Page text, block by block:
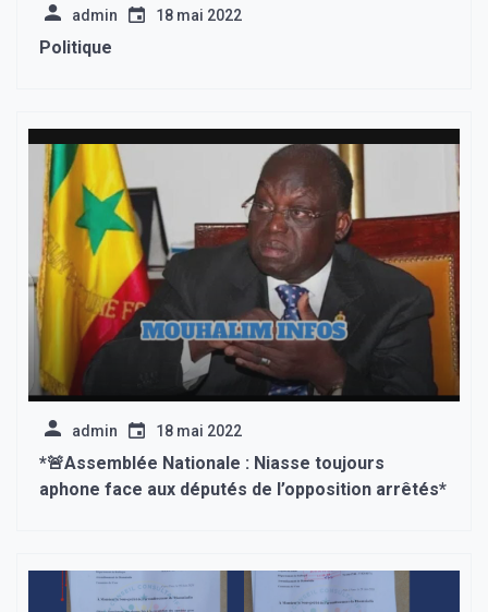
admin 18 mai 2022
Politique
admin 18 mai 2022
*🚨Assemblée Nationale : Niasse toujours
aphone face aux députés de l’opposition arrêtés*